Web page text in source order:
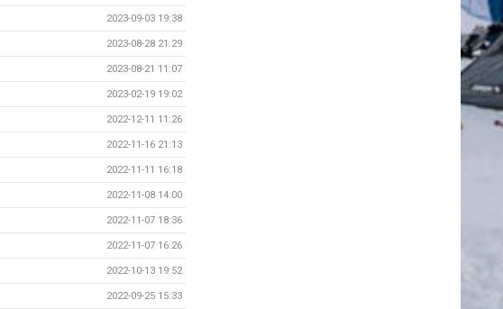
2023-09-03 19:38
2023-08-28 21:29
2023-08-21 11:07
2023-02-19 19:02
2022-12-11 11:26
2022-11-16 21:13
2022-11-11 16:18
2022-11-08 14:00
2022-11-07 18:36
2022-11-07 16:26
2022-10-13 19:52
2022-09-25 15:33